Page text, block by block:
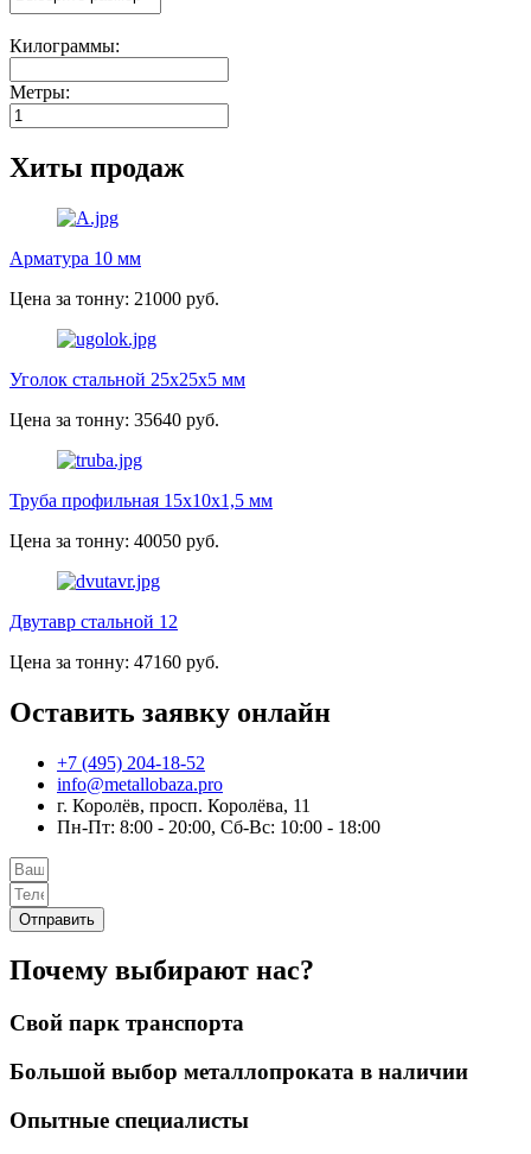
Килограммы:
Метры:
Хиты продаж
Арматура 10 мм
Цена за тонну: 21000 руб.
Уголок стальной 25х25х5 мм
Цена за тонну: 35640 руб.
Труба профильная 15х10х1,5 мм
Цена за тонну: 40050 руб.
Двутавр стальной 12
Цена за тонну: 47160 руб.
Оставить заявку онлайн
+7 (495) 204-18-52
info@metallobaza.pro
г. Королёв, просп. Королёва, 11
Пн-Пт: 8:00 - 20:00, Сб-Вс: 10:00 - 18:00
Отправить
Почему выбирают нас?
Свой парк транспорта
Большой выбор металлопроката в наличии
Опытные специалисты